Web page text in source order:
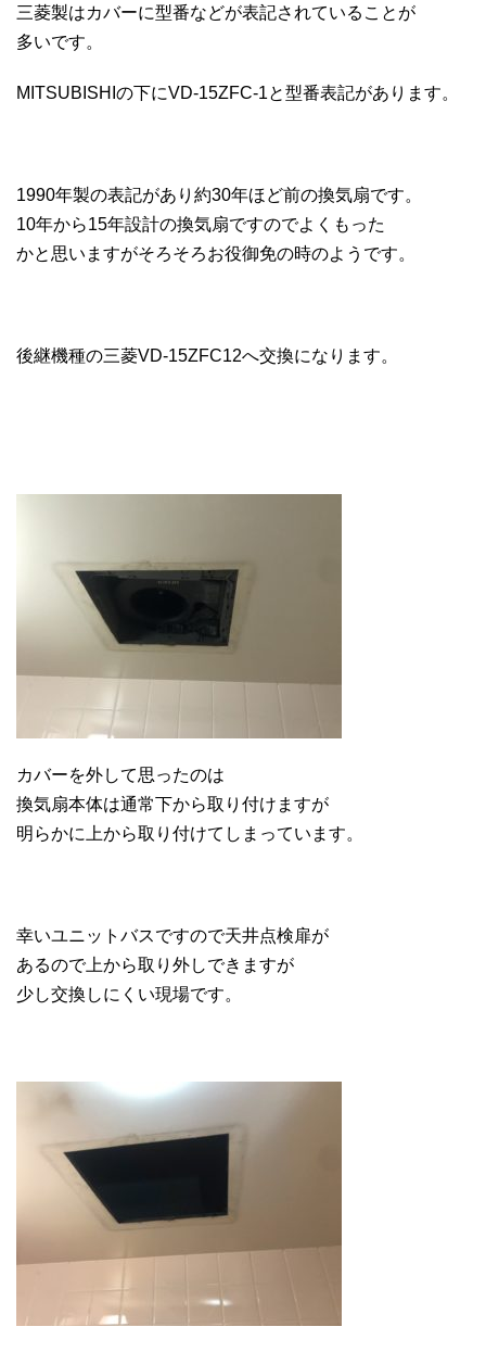
三菱製はカバーに型番などが表記されていることが
多いです。
MITSUBISHIの下にVD-15ZFC-1と型番表記があります。
1990年製の表記があり約30年ほど前の換気扇です。
10年から15年設計の換気扇ですのでよくもった
かと思いますがそろそろお役御免の時のようです。
後継機種の三菱VD-15ZFC12へ交換になります。
カバーを外して思ったのは
換気扇本体は通常下から取り付けますが
明らかに上から取り付けてしまっています。
幸いユニットバスですので天井点検扉が
あるので上から取り外しできますが
少し交換しにくい現場です。